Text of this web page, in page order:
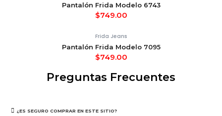
Pantalón Frida Modelo 6743
$749.00
Frida Jeans
Pantalón Frida Modelo 7095
$749.00
Preguntas Frecuentes
¿ES SEGURO COMPRAR EN ESTE SITIO?